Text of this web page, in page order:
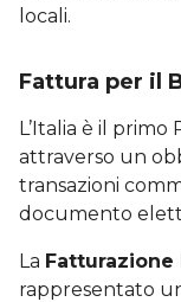
locali.
Fattura per il
L’Italia è il primo
attraverso un
transazioni
documento
La
rappresentato